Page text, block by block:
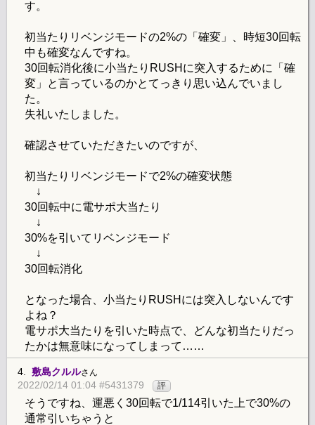
す。
初当たりリベンジモードの2%の「確変」、時短30回転
中も確変なんですね。
30回転消化後に小当たりRUSHに突入するために「確
変」と言っているのかとてっきり思い込んでいまし
た。
失礼いたしました。
確認させていただきたいのですが、
初当たりリベンジモードで2%の確変状態
↓
30回転中に電サポ大当たり
↓
30%を引いてリベンジモード
↓
30回転消化
となった場合、小当たりRUSHには突入しないんです
よね？
電サポ大当たりを引いた時点で、どんな初当たりだっ
たかは無意味になってしまって……
4. 敷島クルルさん
2022/02/14 01:04 #5431379 評
そうですね、運悪く30回転で1/114引いた上で30%の
通常引いちゃうと